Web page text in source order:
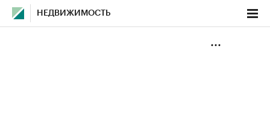
НЕДВИЖИМОСТЬ